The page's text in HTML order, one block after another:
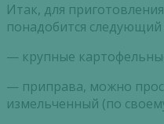
Итак, для
понадобится
— крупные
— приправа, можно
измельченный (по